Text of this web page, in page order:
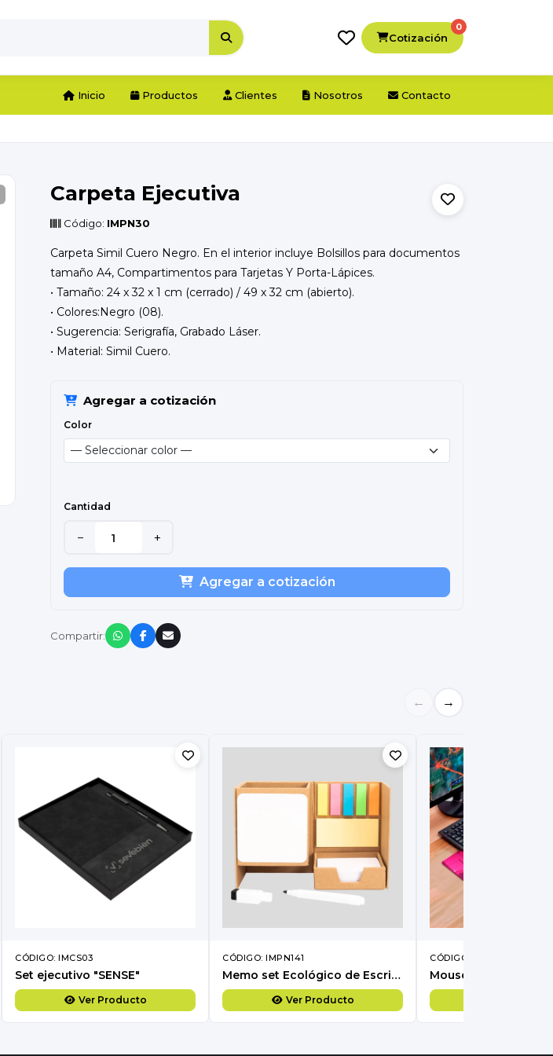
Cotización
0
Inicio Productos Clientes Nosotros Contacto
Carpeta Ejecutiva
Código: IMPN30
Carpeta Simil Cuero Negro. En el interior incluye Bolsillos para documentos
tamaño A4, Compartimentos para Tarjetas Y Porta-Lápices.
• Tamaño: 24 x 32 x 1 cm (cerrado) / 49 x 32 cm (abierto).
• Colores:Negro (08).
• Sugerencia: Serigrafía, Grabado Láser.
• Material: Simil Cuero.
Agregar a cotización
Color
Cantidad
− +
Agregar a cotización
Compartir:
← →
CÓDIGO: IMCS03
Set ejecutivo "SENSE"
Ver Producto
CÓDIGO: IMPN141
Memo set Ecológico de Escritorio "RIGUS".
Ver Producto
CÓDIGO: IMPY102